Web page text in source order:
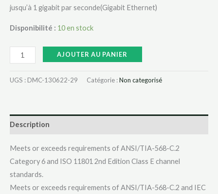
jusqu’à 1 gigabit par seconde(Gigabit Ethernet)
Disponibilité : 10 en stock
AJOUTER AU PANIER
UGS : DMC-130622-29 Catégorie :Non categorisé
Description
Meets or exceeds requirements of ANSI/TIA-568-C.2
Category 6 and ISO 11801 2nd Edition Class E channel
standards.
Meets or exceeds requirements of ANSI/TIA-568-C.2 and IEC